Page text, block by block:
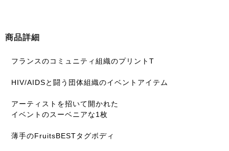
商品詳細
フランスのコミュニティ組織のプリントT
HIV/AIDSと闘う団体組織のイベントアイテム
アーティストを招いて開かれた
イベントのスーベニアな1枚
薄手のFruitsBESTタグボディ